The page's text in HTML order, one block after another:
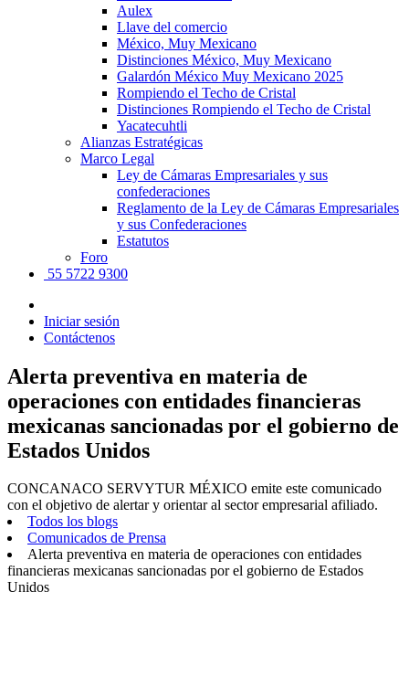
Aulex
Llave del comercio
México, Muy Mexicano
Distinciones México, Muy Mexicano
Galardón México Muy Mexicano 2025
Rompiendo el Techo de Cristal
Distinciones Rompiendo el Techo de Cristal
Yacatecuhtli
Alianzas Estratégicas
Marco Legal
Ley de Cámaras Empresariales y sus
confederaciones
Reglamento de la Ley de Cámaras Empresariales
y sus Confederaciones
Estatutos
Foro
55 5722 9300
Iniciar sesión
Contáctenos
Alerta preventiva en materia de
operaciones con entidades financieras
mexicanas sancionadas por el gobierno de
Estados Unidos
CONCANACO SERVYTUR MÉXICO emite este comunicado
con el objetivo de alertar y orientar al sector empresarial afiliado.
Todos los blogs
Comunicados de Prensa
Alerta preventiva en materia de operaciones con entidades
financieras mexicanas sancionadas por el gobierno de Estados
Unidos